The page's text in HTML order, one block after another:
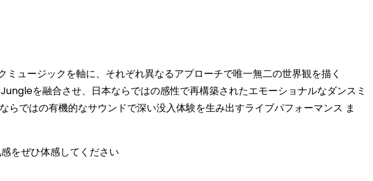
ュージックを軸に、それぞれ異なるアプローチで唯一無二の世界観を描く
を融合させ、日本ならではの感性で再構築されたエモーショナルなダンスミ
はの有機的なサウンドで深い没入体験を生み出すライブパフォーマンス ま
をぜひ体感してください